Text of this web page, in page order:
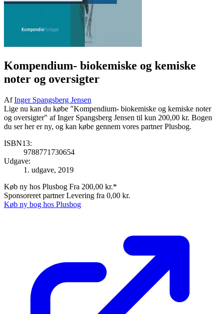
Kompendium- biokemiske og kemiske
noter og oversigter
AfInger Spangsberg Jensen
Lige nu kan du købe "Kompendium- biokemiske og kemiske noter
og oversigter" af Inger Spangsberg Jensen til kun 200,00 kr. Bogen
du ser her er ny, og kan købe gennem vores partner Plusbog.
ISBN13:
9788771730654
Udgave:
1. udgave, 2019
Køb ny hos Plusbog Fra 200,00 kr.*
Sponsoreret partnerLevering fra 0,00 kr.
Køb ny bog hos Plusbog